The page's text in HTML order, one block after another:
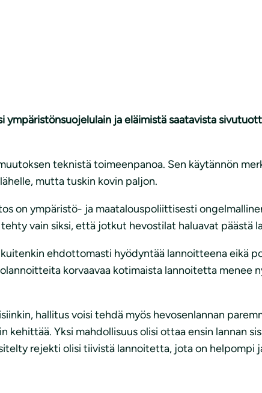
ympäristönsuojelulain ja eläimistä saatavista
teknistä toimeenpanoa. Sen käytännön
mutta tuskin kovin paljon.
on ympäristö- ja maatalouspoliittisesti
vain siksi, että jotkut hevostilat haluavat päästä
ehdottomasti hyödyntää lannoitteena eikä
korvaavaa kotimaista lannoitetta menee
hallitus voisi tehdä myös hevosenlannan
kehittää. Yksi mahdollisuus olisi ottaa ensin lannan
rejekti olisi tiivistä lannoitetta, jota on helpompi